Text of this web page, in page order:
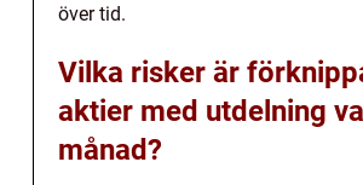
över tid.
Vilka risker är
aktier med utdelning
månad?